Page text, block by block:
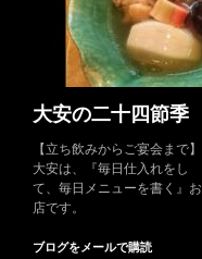
大安の二十四節季
【立ち飲みからご宴会まで】
大安は、『毎日仕入れをし
て、毎日メニューを書く』お
店です。
ブログをメールで購読